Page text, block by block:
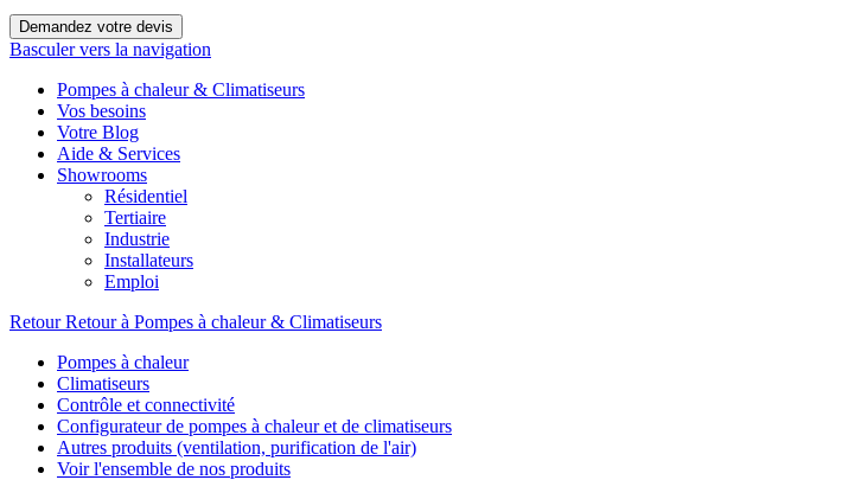
Demandez votre devis
Basculer vers la navigation
Pompes à chaleur & Climatiseurs
Vos besoins
Votre Blog
Aide & Services
Showrooms
Résidentiel
Tertiaire
Industrie
Installateurs
Emploi
Retour Retour à Pompes à chaleur & Climatiseurs
Pompes à chaleur
Climatiseurs
Contrôle et connectivité
Configurateur de pompes à chaleur et de climatiseurs
Autres produits (ventilation, purification de l'air)
Voir l'ensemble de nos produits